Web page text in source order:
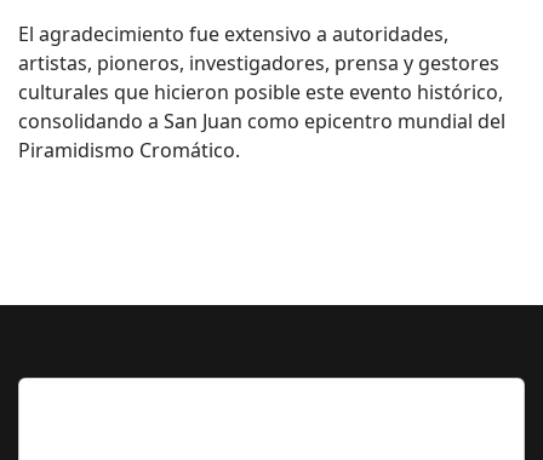
El agradecimiento fue extensivo a autoridades,
artistas, pioneros, investigadores, prensa y gestores
culturales que hicieron posible este evento histórico,
consolidando a San Juan como epicentro mundial del
Piramidismo Cromático.